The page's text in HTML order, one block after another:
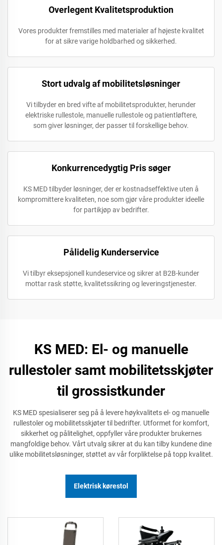
Overlegent Kvalitetsproduktion
Vores produkter fremstilles med materialer af højeste kvalitet
for at sikre varige holdbarhed og sikkerhed.
Stort udvalg af mobilitetsløsninger
Vi tilbyder en bred vifte af mobilitetsprodukter, herunder
elektriske rullestole, manuelle rullestole og patientløftere,
som giver løsninger, der passer til forskellige behov.
Konkurrencedygtig Pris søger
KS MED tilbyder løsninger, der er kostnadseffektive uten å
kompromittere kvaliteten, noe som gjør våre produkter ideelle
for partikjøp av bedrifter.
Pålidelig Kunderservice
Vi tilbyr eksepsjonell kundeservice og sikrer at B2B-kunder
mottar rask støtte, kvalitetssikring og leveringstjenester.
KS MED: El- og manuelle
rullestoler samt mobilitetsskjøter
til grossistkunder
KS MED spesialiserer seg på å levere høykvalitets el- og manuelle
rullestoler og mobilitetsskjøter til bedrifter. Utformet for komfort,
sikkerhet og pålitelighet, oppfyller våre produkter brukernes
mangfoldige behov. Vårt utvalg sikrer at du kan tilby kundene dine
ulike mobilitetsløsninger, støttet av vår forpliktelse på topp kvalitet.
Elektrisk kørestol